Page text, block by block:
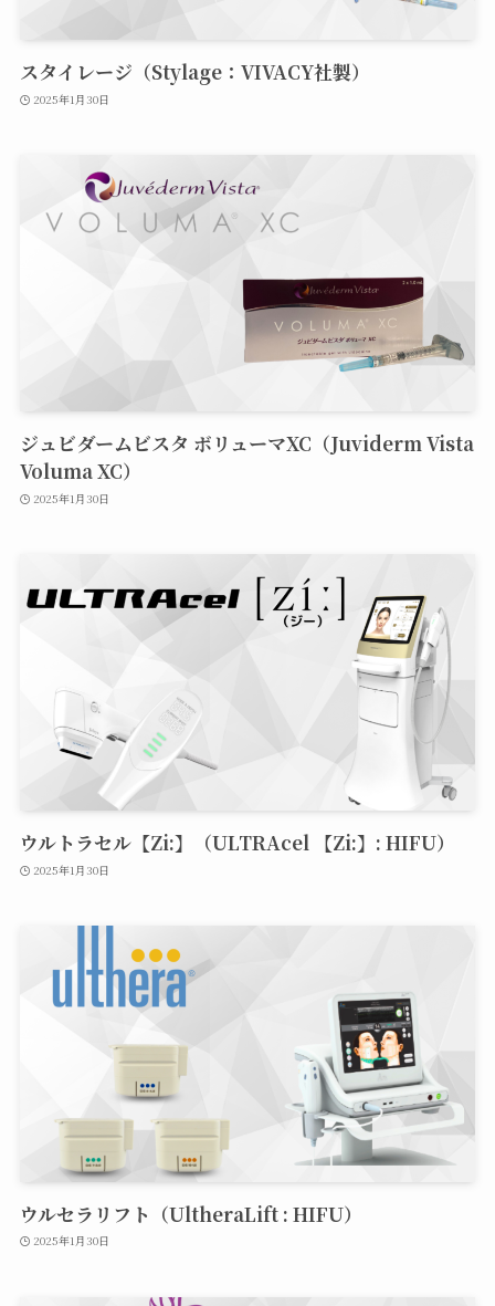
スタイレージ（Stylage：VIVACY社製）
2025年1月30日
ジュビダームビスタ ボリューマXC（Juviderm Vista
Voluma XC）
2025年1月30日
ウルトラセル【Zi:】（ULTRAcel 【Zi:】: HIFU）
2025年1月30日
ウルセラリフト（UltheraLift : HIFU）
2025年1月30日